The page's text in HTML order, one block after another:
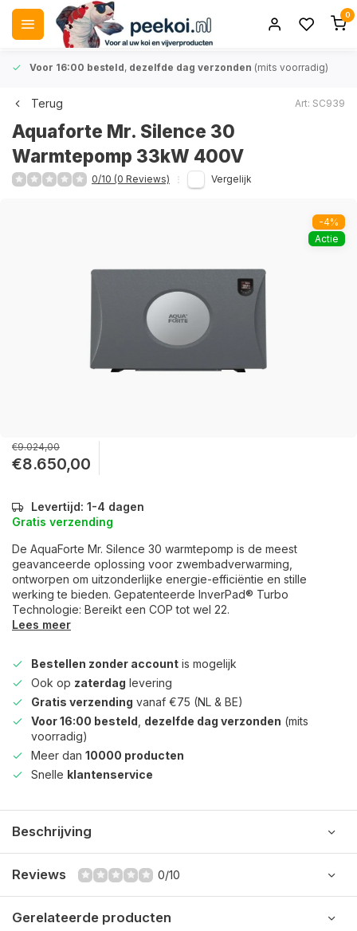
0
Voor 16:00 besteld, dezelfde dag verzonden (mits voorradig)
Terug Art: SC939
Aquaforte Mr. Silence 30
Warmtepomp 33kW 400V
0/10 (0 Reviews) Vergelijk
-4%
Actie
€9.024,00
€8.650,00
Levertijd: 1-4 dagen
Gratis verzending
De AquaForte Mr. Silence 30 warmtepomp is de meest
geavanceerde oplossing voor zwembadverwarming,
ontworpen om uitzonderlijke energie-efficiëntie en stille
werking te bieden. Gepatenteerde InverPad® Turbo
Technologie: Bereikt een COP tot wel 22.
Lees meer
Bestellen zonder account is mogelijk
Ook op zaterdag levering
Gratis verzending vanaf €75 (NL & BE)
Voor 16:00 besteld dezelfde dag verzonden (mits
voorradig)
Meer dan 10000 producten
Snelle klantenservice
Beschrijving
Reviews 0/10
Gerelateerde producten